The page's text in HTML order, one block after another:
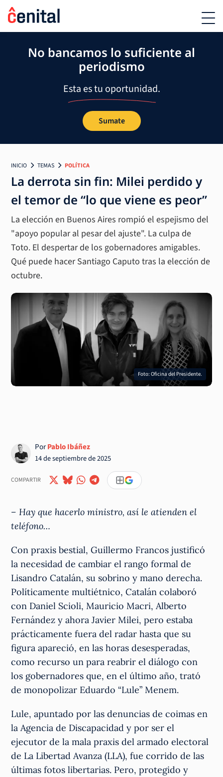
No bancamos lo suficiente al
periodismo
Esta es tu oportunidad.
Sumate
INICIO TEMAS POLÍTICA
La derrota sin fin: Milei perdido y
el temor de “lo que viene es peor”
La elección en Buenos Aires rompió el espejismo del
"apoyo popular al pesar del ajuste". La culpa de
Toto. El despertar de los gobernadores amigables.
Qué puede hacer Santiago Caputo tras la elección de
octubre.
Foto: Oficina del Presidente.
PorPablo Ibáñez
14 de septiembre de 2025
COMPARTIR
– Hay que hacerlo ministro, así le atienden el
teléfono…
Con praxis bestial, Guillermo Francos justificó
la necesidad de cambiar el rango formal de
Lisandro Catalán, su sobrino y mano derecha.
Políticamente multiétnico, Catalán colaboró
con Daniel Scioli, Mauricio Macri, Alberto
Fernández y ahora Javier Milei, pero estaba
prácticamente fuera del radar hasta que su
figura apareció, en las horas desesperadas,
como recurso un para reabrir el diálogo con
los gobernadores que, en el último año, trató
de monopolizar Eduardo “Lule” Menem.
Lule, apuntado por las denuncias de coimas en
la Agencia de Discapacidad y por ser el
ejecutor de la mala praxis del armado electoral
de La Libertad Avanza (LLA), fue corrido de las
últimas fotos libertarias. Pero, protegido y